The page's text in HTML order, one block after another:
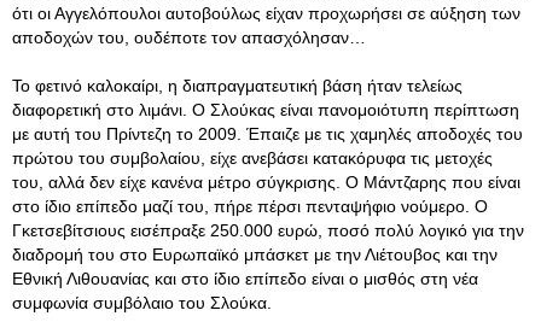
ότι οι Αγγελόπουλοι αυτοβούλως είχαν προχωρήσει σε αύξηση των
αποδοχών του, ουδέποτε τον απασχόλησαν…
Το φετινό καλοκαίρι, η διαπραγματευτική βάση ήταν τελείως
διαφορετική στο λιμάνι. Ο Σλούκας είναι πανομοιότυπη περίπτωση
με αυτή του Πρίντεζη το 2009. Έπαιζε με τις χαμηλές αποδοχές του
πρώτου του συμβολαίου, είχε ανεβάσει κατακόρυφα τις μετοχές
του, αλλά δεν είχε κανένα μέτρο σύγκρισης. Ο Μάντζαρης που είναι
στο ίδιο επίπεδο μαζί του, πήρε πέρσι πενταψήφιο νούμερο. Ο
Γκετσεβίτσιους εισέπραξε 250.000 ευρώ, ποσό πολύ λογικό για την
διαδρομή του στο Ευρωπαϊκό μπάσκετ με την Λιέτουβος και την
Εθνική Λιθουανίας και στο ίδιο επίπεδο είναι ο μισθός στη νέα
συμφωνία συμβόλαιο του Σλούκα.